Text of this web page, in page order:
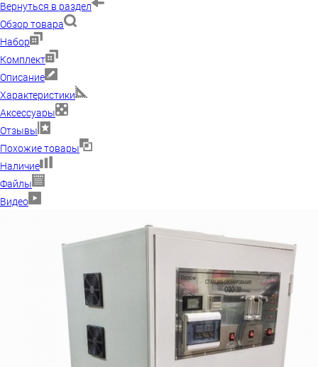
Вернуться в раздел
Обзор товара
Набор
Комплект
Описание
Характеристики
Аксессуары
Отзывы
Похожие товары
Наличие
Файлы
Видео